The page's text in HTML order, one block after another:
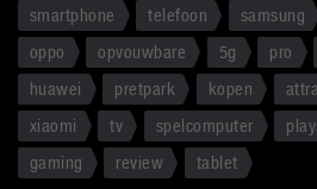
smartphone telefoon samsung
oppo
opvouwbare 5g pro
huawei
pretpark kopen
xiaomi
tv spelcomputer
gaming
review tablet